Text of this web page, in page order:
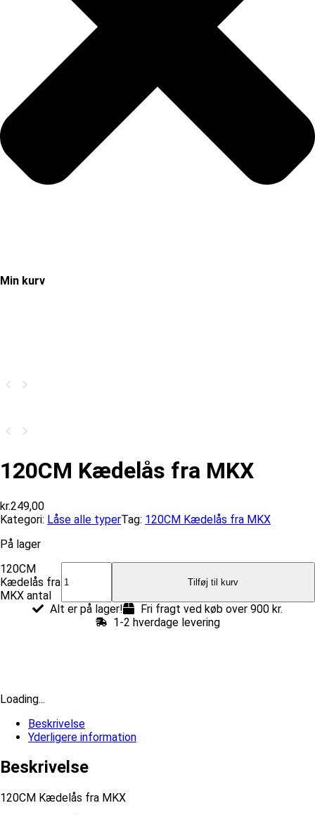
Min kurv
120CM Kædelås fra MKX
kr.249,00
Kategori: Låse alle typerTag: 120CM Kædelås fra MKX
På lager
120CM
Kædelås fra
MKX antal
Tilføj til kurv
Alt er på lager!
Fri fragt ved køb over 900 kr.
1-2 hverdage levering
Loading...
Beskrivelse
Yderligere information
Beskrivelse
120CM Kædelås fra MKX